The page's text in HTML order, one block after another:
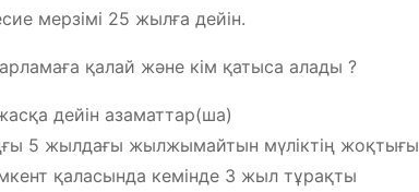
мерзімі 25 жылға дейін.
қалай және кім қатыса алады ?
дейін азаматтар(ша)
5 жылдағы жылжымайтын мүліктің жоқтығы
қаласында кемінде 3 жыл тұрақты